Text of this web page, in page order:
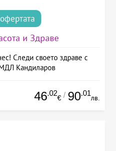
и Здраве
Следи своето здраве с
Кандиларов
46.02
€ / 90.01
лв.